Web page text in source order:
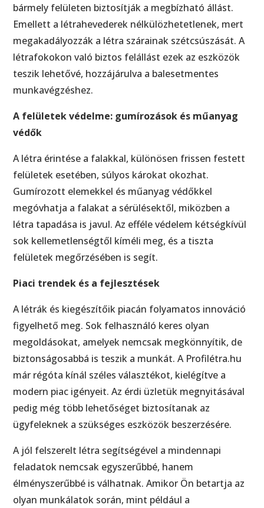
bármely felületen biztosítják a megbízható állást.
Emellett a létrahevederek nélkülözhetetlenek, mert
megakadályozzák a létra szárainak szétcsúszását. A
létrafokokon való biztos felállást ezek az eszközök
teszik lehetővé, hozzájárulva a balesetmentes
munkavégzéshez.
A felületek védelme: gumírozások és műanyag
védők
A létra érintése a falakkal, különösen frissen festett
felületek esetében, súlyos károkat okozhat.
Gumírozott elemekkel és műanyag védőkkel
megóvhatja a falakat a sérülésektől, miközben a
létra tapadása is javul. Az efféle védelem kétségkívül
sok kellemetlenségtől kíméli meg, és a tiszta
felületek megőrzésében is segít.
Piaci trendek és a fejlesztések
A létrák és kiegészítőik piacán folyamatos innováció
figyelhető meg. Sok felhasználó keres olyan
megoldásokat, amelyek nemcsak megkönnyítik, de
biztonságosabbá is teszik a munkát. A Profilétra.hu
már régóta kínál széles választékot, kielégítve a
modern piac igényeit. Az érdi üzletük megnyitásával
pedig még több lehetőséget biztosítanak az
ügyfeleknek a szükséges eszközök beszerzésére.
A jól felszerelt létra segítségével a mindennapi
feladatok nemcsak egyszerűbbé, hanem
élményszerűbbé is válhatnak. Amikor Ön betartja az
olyan munkálatok során, mint például a